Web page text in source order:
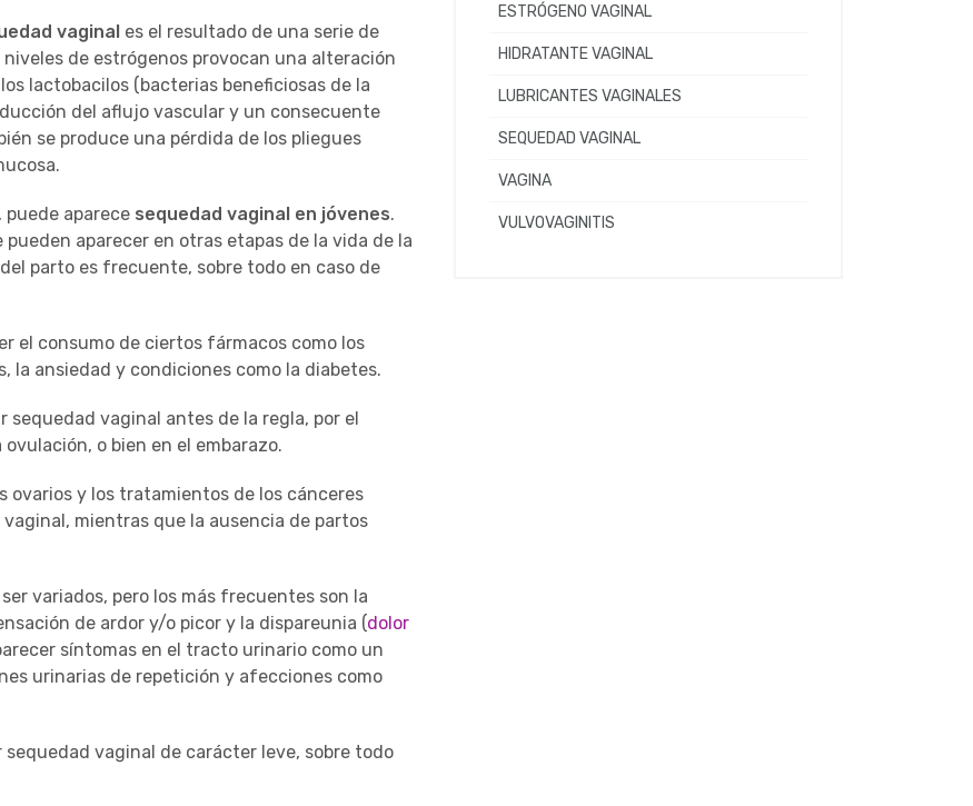
vaginal es el resultado de una serie de
de estrógenos provocan una alteración
lactobacilos (bacterias beneficiosas de la
del aflujo vascular y un consecuente
se produce una pérdida de los pliegues
aparece sequedad vaginal en jóvenes.
aparecer en otras etapas de la vida de la
parto es frecuente, sobre todo en caso de
el consumo de ciertos fármacos como los
ansiedad y condiciones como la diabetes.
vaginal antes de la regla, por el
o bien en el embarazo.
ovarios y los tratamientos de los cánceres
mientras que la ausencia de partos
variados, pero los más frecuentes son la
de ardor y/o picor y la dispareunia (dolor
síntomas en el tracto urinario como un
urinarias de repetición y afecciones como
vaginal de carácter leve, sobre todo
ESTRÓGENO VAGINAL
HIDRATANTE VAGINAL
LUBRICANTES VAGINALES
SEQUEDAD VAGINAL
VAGINA
VULVOVAGINITIS